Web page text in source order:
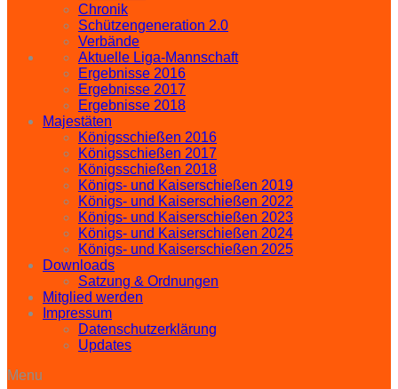
Chronik
Schützengeneration 2.0
Verbände
Aktuelle Liga-Mannschaft
Ergebnisse 2016
Ergebnisse 2017
Ergebnisse 2018
Majestäten
Königsschießen 2016
Königsschießen 2017
Königsschießen 2018
Königs- und Kaiserschießen 2019
Königs- und Kaiserschießen 2022
Königs- und Kaiserschießen 2023
Königs- und Kaiserschießen 2024
Königs- und Kaiserschießen 2025
Downloads
Satzung & Ordnungen
Mitglied werden
Impressum
Datenschutzerklärung
Updates
Menu